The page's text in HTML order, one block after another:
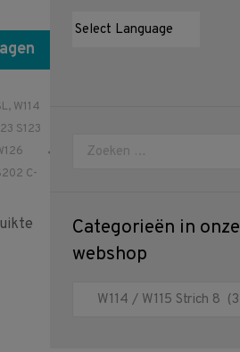
, W114
S123
C-
Zoeken:
Categorieën in onze
webshop